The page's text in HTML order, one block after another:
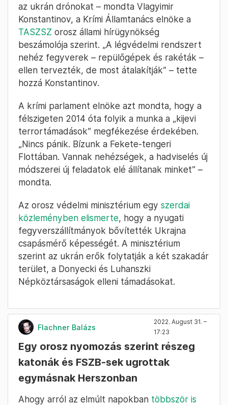
az ukrán drónokat – mondta Vlagyimir
Konstantinov, a Krími Államtanács elnöke a
TASZSZ orosz állami hírügynökség
beszámolója szerint. „A légvédelmi rendszert
nehéz fegyverek – repülőgépek és rakéták –
ellen tervezték, de most átalakítják” – tette
hozzá Konstantinov.
A krími parlament elnöke azt mondta, hogy a
félszigeten 2014 óta folyik a munka a „kijevi
terrortámadások” megfékezése érdekében.
„Nincs pánik. Bízunk a Fekete-tengeri
Flottában. Vannak nehézségek, a hadviselés új
módszerei új feladatok elé állítanak minket” –
mondta.
Az orosz védelmi minisztérium egy szerdai
közleményben elismerte, hogy a nyugati
fegyverszállítmányok bővítették Ukrajna
csapásmérő képességét. A minisztérium
szerint az ukrán erők folytatják a két szakadár
terület, a Donyecki és Luhanszki
Népköztársaságok elleni támadásokat.
Flachner Balázs
2022. August 31. –
17:23
Egy orosz nyomozás szerint részeg
katonák és FSZB-sek ugrottak
egymásnak Herszonban
Ahogy arról az elmúlt napokban többször is